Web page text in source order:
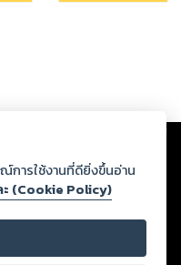
ะปรากฏว่าละเมิดสิทธิใน
มายและศีลธรรม ดังนั้น ผู้อ่าน
ตนเอง และหากท่านพบว่าส่วน
งมายังบริษัท เพื่อทีมงานจะได้
นลิขสิทธิ์ตามพระราชบัญญัติ
การใช้งานที่ดียิ่งขึ้นอ่าน
(Cookie Policy)